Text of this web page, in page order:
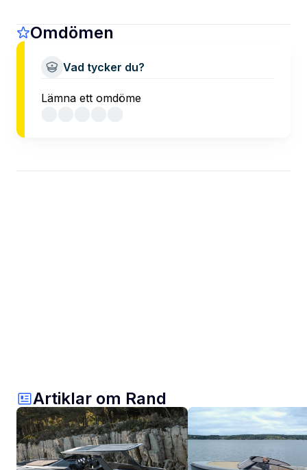
Omdömen
Vad tycker du?
Lämna ett omdöme
Artiklar om Rand